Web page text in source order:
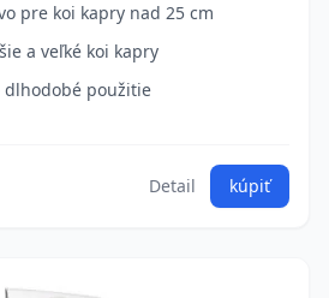
pre koi kapry nad 25 cm
a veľké koi kapry
dlhodobé použitie
Detail kúpiť